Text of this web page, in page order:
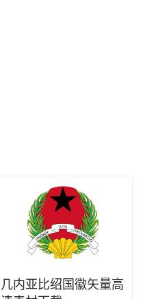
几内亚比绍国徽矢量高